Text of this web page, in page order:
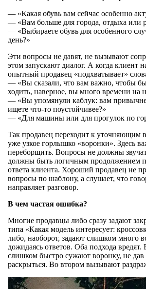
— «Какая обувь вам сейчас особенно
— «Вам больше для города, отдыха или
— «Выбираете обувь для особенного
день?»
Эти вопросы не давят, не вызывают
этом запускают диалог. А когда клиент
опытный продавец «подхватывает»
— «Вы сказали, что вам важно, чтобы
ходить, наверное, вы много времени на
— «Вы упомянули каблук: вам
ищете что-то поустойчивее?»
— «Для машины или для прогулок по
Так продавец переходит к уточняющим
уже узкое горлышко «воронки». Здесь
переборщить. Вопросы не должны
должны быть логичным продолжением
ответа клиента. Хороший продавец не
вопросы по шаблону, а слушает, что
направляет разговор.
В чем частая ошибка?
Многие продавцы либо сразу задают
типа «Какая модель интересует:
либо, наоборот, задают слишком много
дожидаясь ответов. Оба подхода вредят.
слишком быстро сужают воронку, не дав
раскрыться. Во втором вызывают